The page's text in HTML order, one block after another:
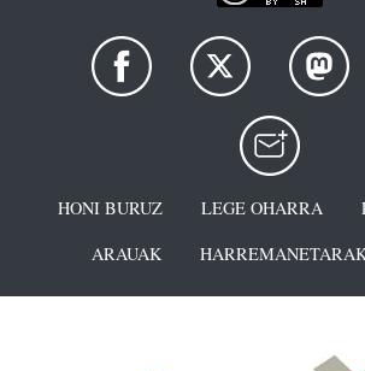
HONI BURUZ LEGE OHARRA
ARAUAK